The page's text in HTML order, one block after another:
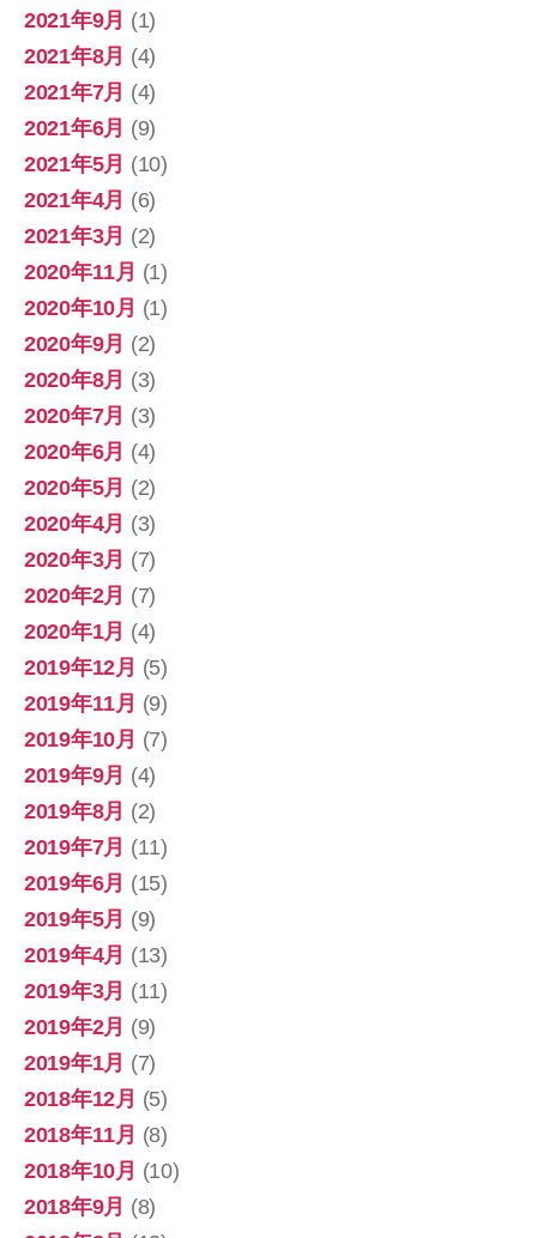
2021年9月 (1)
2021年8月 (4)
2021年7月 (4)
2021年6月 (9)
2021年5月 (10)
2021年4月 (6)
2021年3月 (2)
2020年11月 (1)
2020年10月 (1)
2020年9月 (2)
2020年8月 (3)
2020年7月 (3)
2020年6月 (4)
2020年5月 (2)
2020年4月 (3)
2020年3月 (7)
2020年2月 (7)
2020年1月 (4)
2019年12月 (5)
2019年11月 (9)
2019年10月 (7)
2019年9月 (4)
2019年8月 (2)
2019年7月 (11)
2019年6月 (15)
2019年5月 (9)
2019年4月 (13)
2019年3月 (11)
2019年2月 (9)
2019年1月 (7)
2018年12月 (5)
2018年11月 (8)
2018年10月 (10)
2018年9月 (8)